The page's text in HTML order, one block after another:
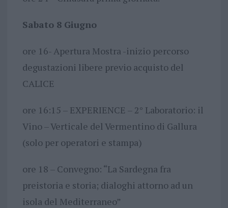
Sabato 8 Giugno
ore 16- Apertura Mostra -inizio percorso
degustazioni libere previo acquisto del
CALICE
ore 16:15 – EXPERIENCE – 2° Laboratorio: il
Vino – Verticale del Vermentino di Gallura
(solo per operatori e stampa)
ore 18 – Convegno: “La Sardegna fra
preistoria e storia; dialoghi attorno ad un
isola del Mediterraneo”